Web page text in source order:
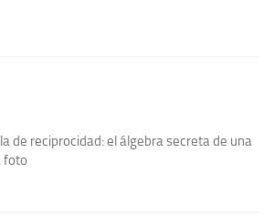
de reciprocidad: el álgebra secreta de una
foto